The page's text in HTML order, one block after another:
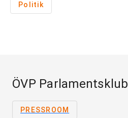
Politik
ÖVP Parlamentsklub
PRESSROOM